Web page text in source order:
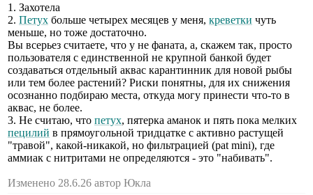
1. Захотела
2. Петух больше четырех месяцев у меня, креветки чуть
меньше, но тоже достаточно.
Вы всерьез считаете, что у не фаната, а, скажем так, просто
пользователя с единственной не крупной банкой будет
создаваться отдельный аквас карантинник для новой рыбы
или тем более растений? Риски понятны, для их снижения
осознанно подбираю места, откуда могу принести что-то в
аквас, не более.
3. Не считаю, что петух, пятерка аманок и пять пока мелких
пецилий в прямоугольной тридцатке с активно растущей
"травой", какой-никакой, но фильтрацией (pat mini), где
аммиак с нитритами не определяются - это "набивать".
Изменено 28.6.26 автор Юкла